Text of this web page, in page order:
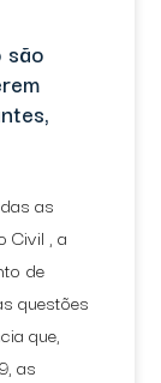
são
as
Civil , a
de
questões
que,
as